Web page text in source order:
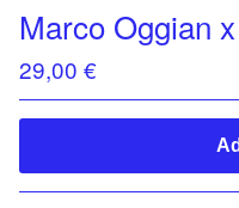
Marco Oggian
29,00 €